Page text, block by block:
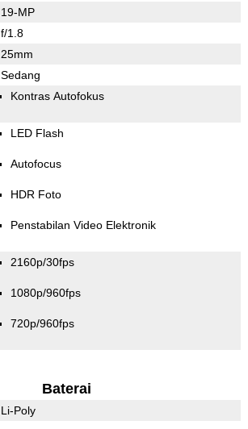
19-MP
f/1.8
25mm
Sedang
Kontras Autofokus
LED Flash
Autofocus
HDR Foto
Penstabilan Video Elektronik
2160p/30fps
1080p/960fps
720p/960fps
Baterai
Li-Poly